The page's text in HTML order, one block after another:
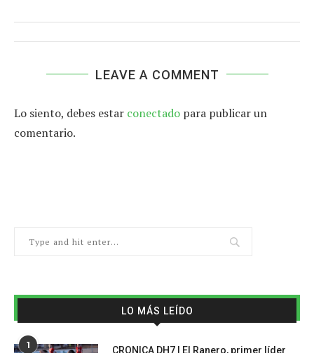
LEAVE A COMMENT
Lo siento, debes estar conectado para publicar un
comentario.
LO MÁS LEÍDO
1
CRONICA DH7 | El Ranero, primer líder